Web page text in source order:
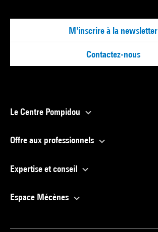
M'inscrire à la newsletter
Contactez-nous
Le Centre Pompidou
Offre aux professionnels
Expertise et conseil
Espace Mécènes